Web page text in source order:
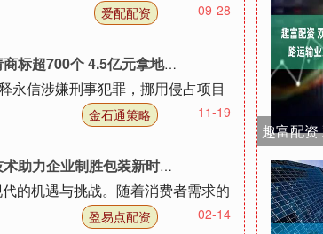
09-28
爱配配资
个 4.5亿元拿地进军房地产
永信涉嫌刑事犯罪，挪用侵占项目
11-19
金石通策略
包装新时代_双诚_设备_市场
的机遇与挑战。随着消费者需求的
02-14
盈易点配资